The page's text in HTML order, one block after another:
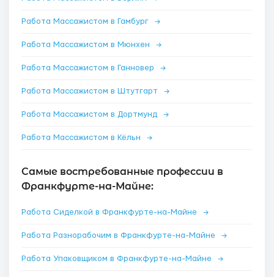
Работа Массажистом в Гамбург →
Работа Массажистом в Мюнхен →
Работа Массажистом в Ганновер →
Работа Массажистом в Штутгарт →
Работа Массажистом в Дортмунд →
Работа Массажистом в Кёльн →
Самые востребованные профессии в
Франкфурте-на-Майне:
Работа Сиделкой в Франкфурте-на-Майне →
Работа Разнорабочим в Франкфурте-на-Майне →
Работа Упаковщиком в Франкфурте-на-Майне →